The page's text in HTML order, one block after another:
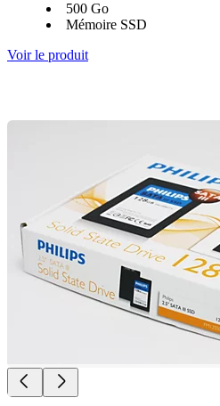
500 Go
Mémoire SSD
Voir le produit